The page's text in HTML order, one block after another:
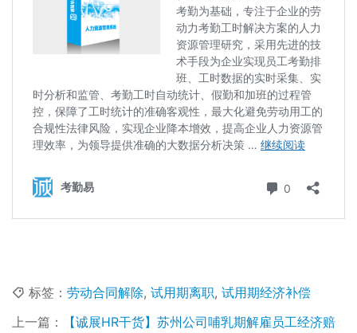
标签： 劳动合同解除, 试用期离职, 试用期经济补偿
上一篇：
【诚展HR干货】苏州公司哺乳期解雇员工经济赔